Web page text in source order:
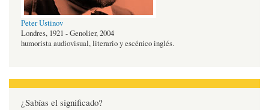
Peter Ustinov
Londres, 1921 - Genolier, 2004
humorista audiovisual, literario y escénico inglés.
¿Sabías el significado?